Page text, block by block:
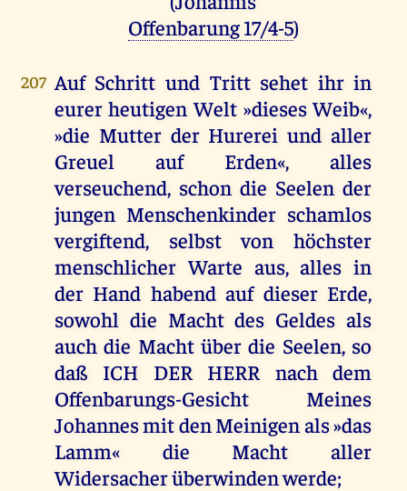
Offenbarung 17/4-5)
207 Auf Schritt und Tritt sehet ihr in
eurer heutigen Welt »dieses Weib«,
»die Mutter der Hurerei und aller
Greuel auf Erden«, alles
verseuchend, schon die Seelen der
jungen Menschenkinder schamlos
vergiftend, selbst von höchster
menschlicher Warte aus, alles in
der Hand habend auf dieser Erde,
sowohl die Macht des Geldes als
auch die Macht über die Seelen, so
daß ICH DER HERR nach dem
Offenbarungs-Gesicht Meines
Johannes mit den Meinigen als »das
Lamm« die Macht aller
Widersacher überwinden werde;